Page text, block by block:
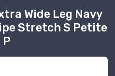
Wide Leg Navy
Stretch S Petite
P